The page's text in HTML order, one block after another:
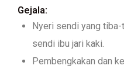
Gejala:
Nyeri sendi yang tiba-
sendi ibu jari kaki.
Pembengkakan dan